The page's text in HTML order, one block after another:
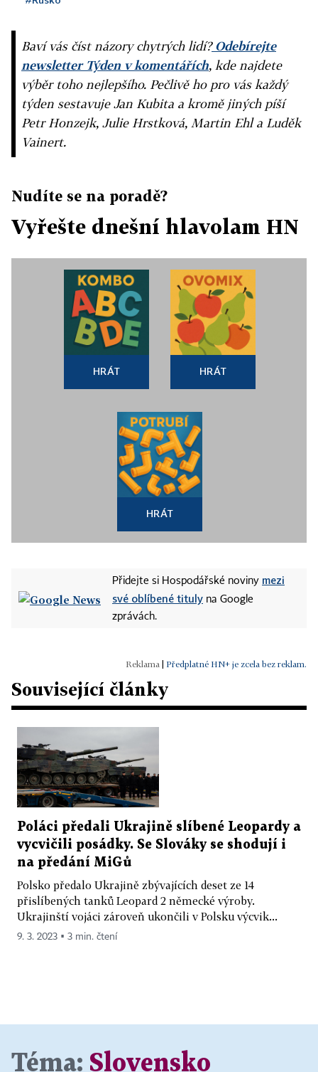
Baví vás číst názory chytrých lidí?Odebírejte
newsletter Týden v komentářích, kde najdete
výběr toho nejlepšího. Pečlivě ho pro vás každý
týden sestavuje Jan Kubita a kromě jiných píší
Petr Honzejk, Julie Hrstková, Martin Ehl a Luděk
Vainert.
Nudíte se na poradě?
Vyřešte dnešní hlavolam HN
HRÁT HRÁT
HRÁT
Přidejte si Hospodářské noviny mezi
své oblíbené tituly na Google
zprávách.
Předplatné HN+ je zcela bez reklam.
Související články
Poláci předali Ukrajině slíbené Leopardy a
vycvičili posádky. Se Slováky se shodují i
na předání MiGů
Polsko předalo Ukrajině zbývajících deset ze 14
přislíbených tanků Leopard 2 německé výroby.
Ukrajinští vojáci zároveň ukončili v Polsku výcvik...
9. 3. 2023 ▪ 3 min. čtení
Téma: Slovensko